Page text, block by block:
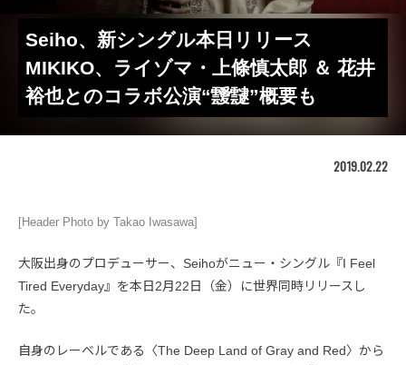
Seiho、新シングル本日リリース
MIKIKO、ライゾマ・上條慎太郎 ＆ 花井
裕也とのコラボ公演“靉靆”概要も
2019.02.22
[Header Photo by Takao Iwasawa]
大阪出身のプロデューサー、Seihoがニュー・シングル『I Feel
Tired Everyday』を本日2月22日（金）に世界同時リリースし
た。
自身のレーベルである〈The Deep Land of Gray and Red〉から